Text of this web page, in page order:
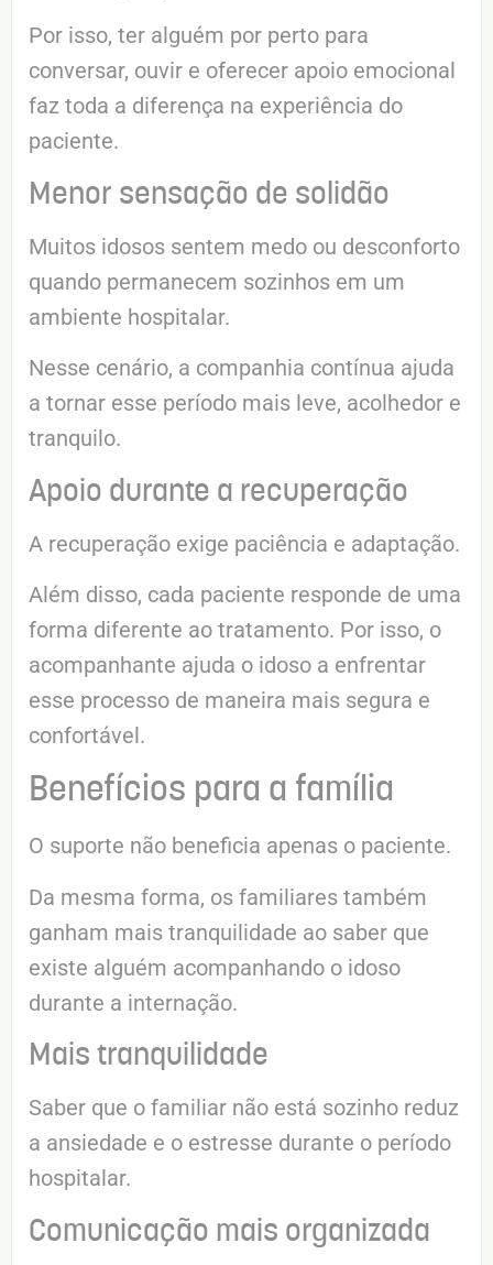
Por isso, ter alguém por perto para
conversar, ouvir e oferecer apoio emocional
faz toda a diferença na experiência do
paciente.
Menor sensação de solidão
Muitos idosos sentem medo ou desconforto
quando permanecem sozinhos em um
ambiente hospitalar.
Nesse cenário, a companhia contínua ajuda
a tornar esse período mais leve, acolhedor e
tranquilo.
Apoio durante a recuperação
A recuperação exige paciência e adaptação.
Além disso, cada paciente responde de uma
forma diferente ao tratamento. Por isso, o
acompanhante ajuda o idoso a enfrentar
esse processo de maneira mais segura e
confortável.
Benefícios para a família
O suporte não beneficia apenas o paciente.
Da mesma forma, os familiares também
ganham mais tranquilidade ao saber que
existe alguém acompanhando o idoso
durante a internação.
Mais tranquilidade
Saber que o familiar não está sozinho reduz
a ansiedade e o estresse durante o período
hospitalar.
Comunicação mais organizada